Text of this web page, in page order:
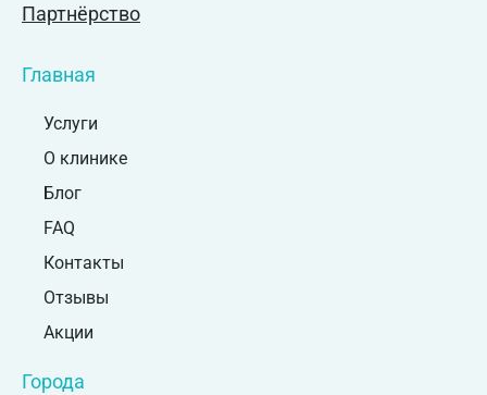
Партнёрство
Главная
Услуги
О клинике
Блог
FAQ
Контакты
Отзывы
Акции
Города